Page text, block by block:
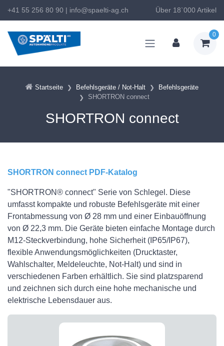
+41 55 256 80 90 | info@spaelti-ag.ch Über 18`000 Artikel
0
Startseite Befehlsgeräte / Not-Halt
Befehlsgeräte
SHORTRON connect
SHORTRON connect
SHORTRON connect PDF-Katalog
"SHORTRON® connect" Serie von Schlegel. Diese
umfasst kompakte und robuste Befehlsgeräte mit einer
Frontabmessung von Ø 28 mm und einer Einbauöffnung
von Ø 22,3 mm. Die Geräte bieten einfache Montage durch
M12-Steckverbindung, hohe Sicherheit (IP65/IP67),
flexible Anwendungsmöglichkeiten (Drucktaster,
Wahlschalter, Meldeleuchte, Not-Halt) und sind in
verschiedenen Farben erhältlich. Sie sind platzsparend
und zeichnen sich durch eine hohe mechanische und
elektrische Lebensdauer aus.